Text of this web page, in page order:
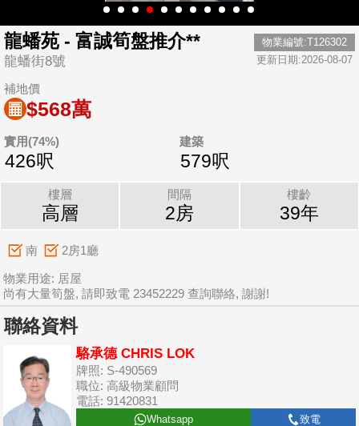
龍蟠苑 - 富誠筍盤推介**
龍蟠街8號
物業編號:T126302
更新日期:2026-08-07
補地價
$568萬
實用(74%)
426呎
建築
579呎
樓層
高層
間隔
2房
樓齡
39年
南 2房1廳
物業用途: 居屋
尚有大量筍盤, 請即致電 23452229 查詢聯絡, 謝謝!
聯絡資料
駱承德 CHRIS LOK
牌照: S-490569
職位: 高級物業顧問
電話: 91420831
Whatsapp 致電